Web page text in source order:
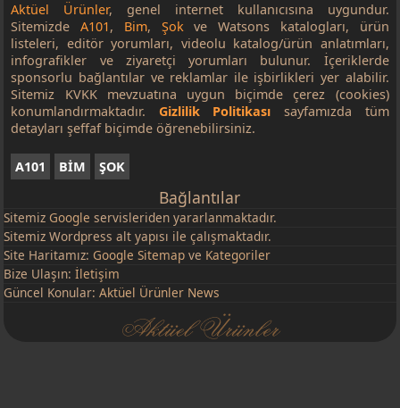
Aktüel Ürünler, genel internet kullanıcısına uygundur.
SitemizdeA101, Bim, Şokve Watsons katalogları, ürün
listeleri, editör yorumları, videolu katalog/ürün anlatımları,
infografikler ve ziyaretçi yorumları bulunur. İçeriklerde
sponsorlu bağlantılar ve reklamlar ile işbirlikleri yer alabilir.
Sitemiz KVKK mevzuatına uygun biçimde çerez (cookies)
konumlandırmaktadır. Gizlilik Politikası sayfamızda tüm
detayları şeffaf biçimde öğrenebilirsiniz.
A101 BİM ŞOK
Bağlantılar
Sitemiz Google servisleriden yararlanmaktadır.
Sitemiz Wordpress alt yapısı ile çalışmaktadır.
Site Haritamız: Google Sitemap ve Kategoriler
Bize Ulaşın:İletişim
Güncel Konular:Aktüel Ürünler News